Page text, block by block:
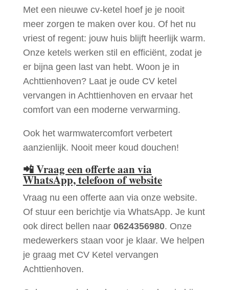
Met een nieuwe cv-ketel hoef je je nooit
meer zorgen te maken over kou. Of het nu
vriest of regent: jouw huis blijft heerlijk warm.
Onze ketels werken stil en efficiënt, zodat je
er bijna geen last van hebt. Woon je in
Achttienhoven? Laat je oude CV ketel
vervangen in Achttienhoven en ervaar het
comfort van een moderne verwarming.
Ook het warmwatercomfort verbetert
aanzienlijk. Nooit meer koud douchen!
📲Vraag een offerte aan via
WhatsApp, telefoon of website
Vraag nu een offerte aan via onze website.
Of stuur een berichtje via WhatsApp. Je kunt
ook direct bellen naar 0624356980. Onze
medewerkers staan voor je klaar. We helpen
je graag met CV Ketel vervangen
Achttienhoven.